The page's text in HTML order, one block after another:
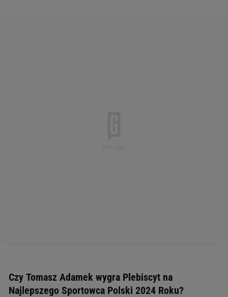
Czy Tomasz Adamek wygra Plebiscyt na
Najlepszego Sportowca Polski 2024 Roku?